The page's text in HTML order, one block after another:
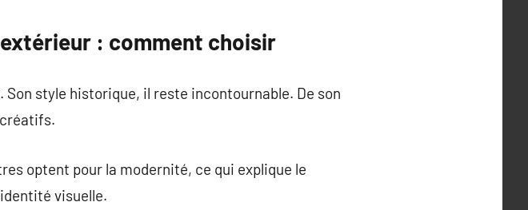
: comment choisir
style historique, il reste incontournable. De son
optent pour la modernité, ce qui explique le
visuelle.